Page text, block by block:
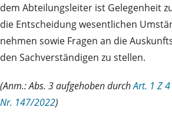
dem Abteilungsleiter ist Gelegenheit
die Entscheidung wesentlichen
nehmen sowie Fragen an die
den Sachverständigen zu stellen.
(Anm.: Abs. 3 aufgehoben durchArt. 1 Z
Nr. 147/2022)